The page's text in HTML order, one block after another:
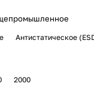
Антистатическое
2000